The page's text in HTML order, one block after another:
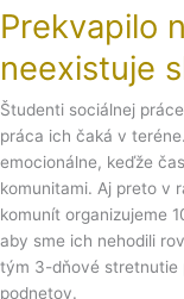
Prekvapilo
neexistuje
Študenti sociálnej
práca ich čaká v
emocionálne, keďže
komunitami. Aj preto v
komunít organizujeme
aby sme ich nehodili
tým 3-dňové stretnutie
podnetov.
že
rómčine
neexistuje
slovo
budúcnosť